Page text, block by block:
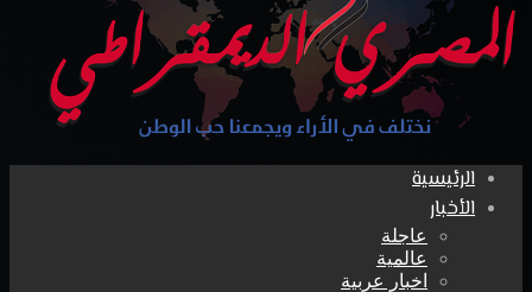
الرئيسية
الأخبار
عاجلة
عالمية
اخبار عربية